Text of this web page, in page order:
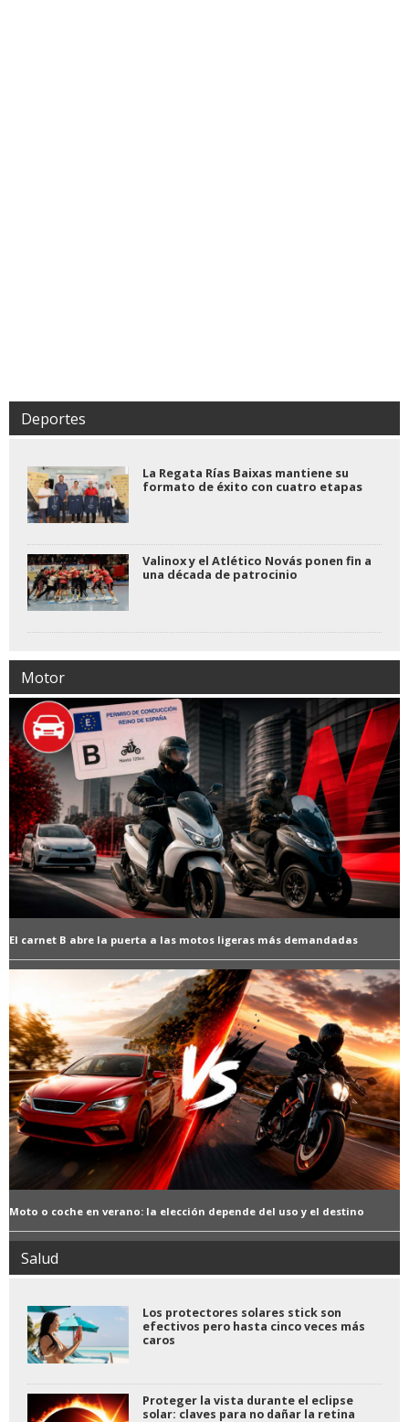
Deportes
La Regata Rías Baixas mantiene su
formato de éxito con cuatro etapas
Valinox y el Atlético Novás ponen fin a
una década de patrocinio
Motor
El carnet B abre la puerta a las motos ligeras más demandadas
Moto o coche en verano: la elección depende del uso y el destino
Salud
Los protectores solares stick son
efectivos pero hasta cinco veces más
caros
Proteger la vista durante el eclipse
solar: claves para no dañar la retina